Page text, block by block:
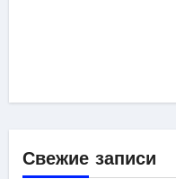
Свежие записи